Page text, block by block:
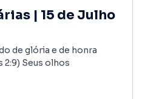
| 15 de Julho
de glória e de honra
2:9) Seus olhos